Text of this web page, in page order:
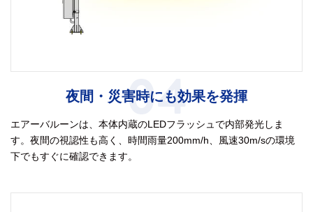
04
夜間・災害時にも効果を発揮
エアーバルーンは、本体内蔵のLEDフラッシュで内部発光しま
す。夜間の視認性も高く、時間雨量200mm/h、風速30m/sの環境
下でもすぐに確認できます。